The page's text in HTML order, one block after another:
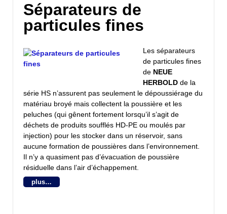
Séparateurs de
particules fines
Les séparateurs
de particules fines
de NEUE
HERBOLD de la
série HS n’assurent pas seulement le dépoussiérage du
matériau broyé mais collectent la poussière et les
peluches (qui gênent fortement lorsqu’il s’agit de
déchets de produits soufflés HD-PE ou moulés par
injection) pour les stocker dans un réservoir, sans
aucune formation de poussières dans l’environnement.
Il n’y a quasiment pas d’évacuation de poussière
résiduelle dans l’air d’échappement.
plus…